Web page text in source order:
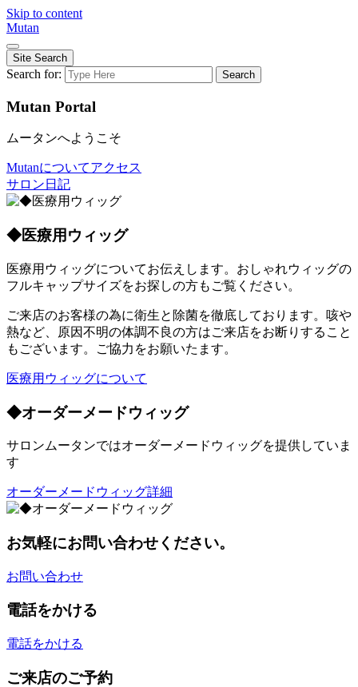
Skip to content
Mutan
Site Search
Search for: Search
Mutan Portal
ムータンへようこそ
Mutanについてアクセス
サロン日記
◆医療用ウィッグ
医療用ウィッグについてお伝えします。おしゃれウィッグの
フルキャップサイズをお探しの方もご覧ください。
ご来店のお客様の為に衛生と除菌を徹底しております。咳や
熱など、原因不明の体調不良の方はご来店をお断りすること
もございます。ご協力をお願いたます。
医療用ウィッグについて
◆オーダーメードウィッグ
サロンムータンではオーダーメードウィッグを提供していま
す
オーダーメードウィッグ詳細
お気軽にお問い合わせください。
お問い合わせ
電話をかける
電話をかける
ご来店のご予約